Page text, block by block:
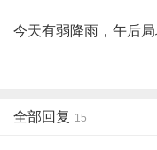
今天有弱降雨，午后
全部回复 15